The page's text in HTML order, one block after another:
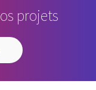
projets